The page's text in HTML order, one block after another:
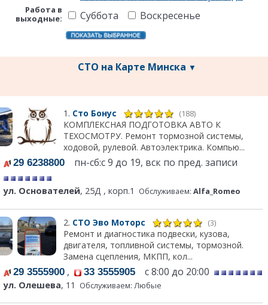
Работа в
выходные:
Суббота Воскресенье
СТО на Карте Минска ▼
1. Сто Бонус (188)
КОМПЛЕКСНАЯ ПОДГОТОВКА АВТО К
ТЕХОСМОТРУ. Ремонт тормозной системы,
ходовой, рулевой. Автоэлектрика. Компью...
29 6238800 пн-сб:с 9 до 19, вск по пред. записи
ул. Основателей, 25Д , корп.1 Обслуживаем: Alfa_Romeo
2. СТО Эво Моторс (3)
Ремонт и диагностика подвески, кузова,
двигателя, топливной системы, тормозной.
Замена сцепления, МКПП, кол...
29 3555900 , 33 3555905 с 8:00 до 20:00
ул. Олешева, 11 Обслуживаем: Любые